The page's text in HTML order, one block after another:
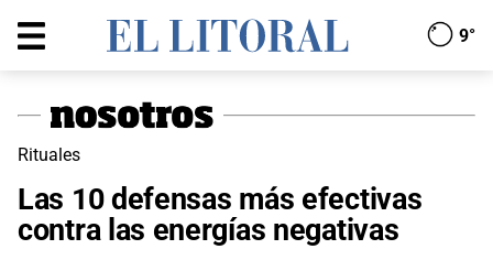
9°
Rituales
Las 10 defensas más efectivas
contra las energías negativas